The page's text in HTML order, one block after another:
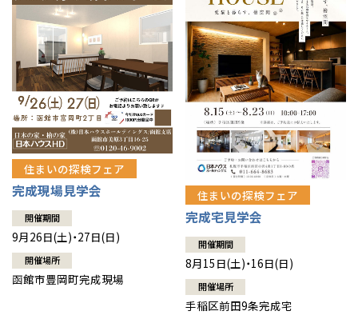
住まいの探検フェア
完成現場見学会
開催期間
9月26日(土)・27日(日)
開催場所
函館市豊岡町完成現場
住まいの探検フェア
完成宅見学会
開催期間
8月15日(土)・16日(日)
開催場所
手稲区前田9条完成宅